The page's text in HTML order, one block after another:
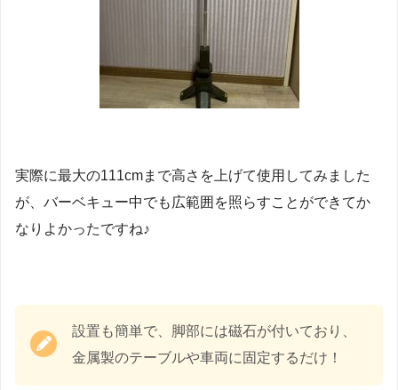
実際に最大の111cmまで高さを上げて使用してみました
が、バーベキュー中でも広範囲を照らすことができてか
なりよかったですね♪
設置も簡単で、脚部には磁石が付いており、
金属製のテーブルや車両に固定するだけ！